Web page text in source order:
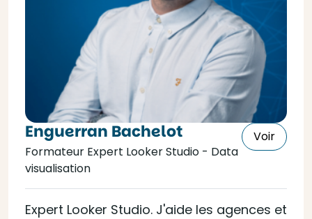
Enguerran Bachelot
Formateur Expert Looker Studio - Data
visualisation
Voir
Expert Looker Studio. J'aide les agences et